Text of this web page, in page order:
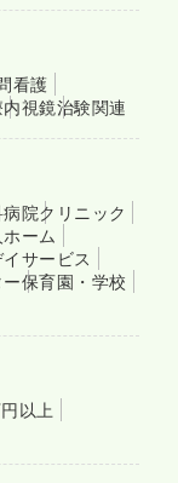
看護
内視鏡治験関連
院クリニック
ーム
サービス
保育園・学校
以上